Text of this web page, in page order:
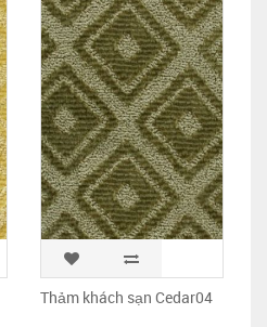
Thảm khách sạn Cedar04